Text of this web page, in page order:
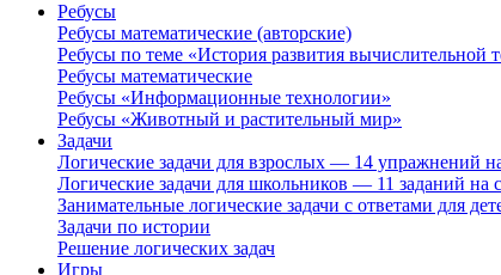
Ребусы
Ребусы математические (авторские)
Ребусы по теме «История развития вычислительной
Ребусы математические
Ребусы «Информационные технологии»
Ребусы «Животный и растительный мир»
Задачи
Логические задачи для взрослых — 14 упражнений
Логические задачи для школьников — 11 заданий на
Занимательные логические задачи с ответами для
Задачи по истории
Решение логических задач
Игры